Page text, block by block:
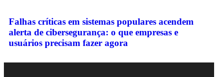
Falhas críticas em sistemas populares acendem
alerta de cibersegurança: o que empresas e
usuários precisam fazer agora